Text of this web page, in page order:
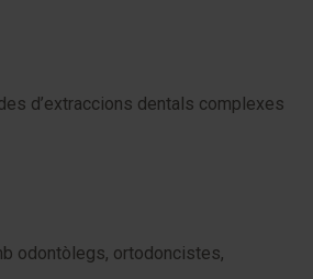
d’extraccions dentals complexes
odontòlegs, ortodoncistes,